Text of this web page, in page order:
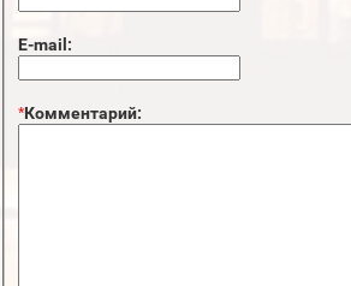
E-mail:
*Комментарий: